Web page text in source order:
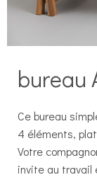
bureau
Ce bureau
4 éléments,
Votre
invite au travail